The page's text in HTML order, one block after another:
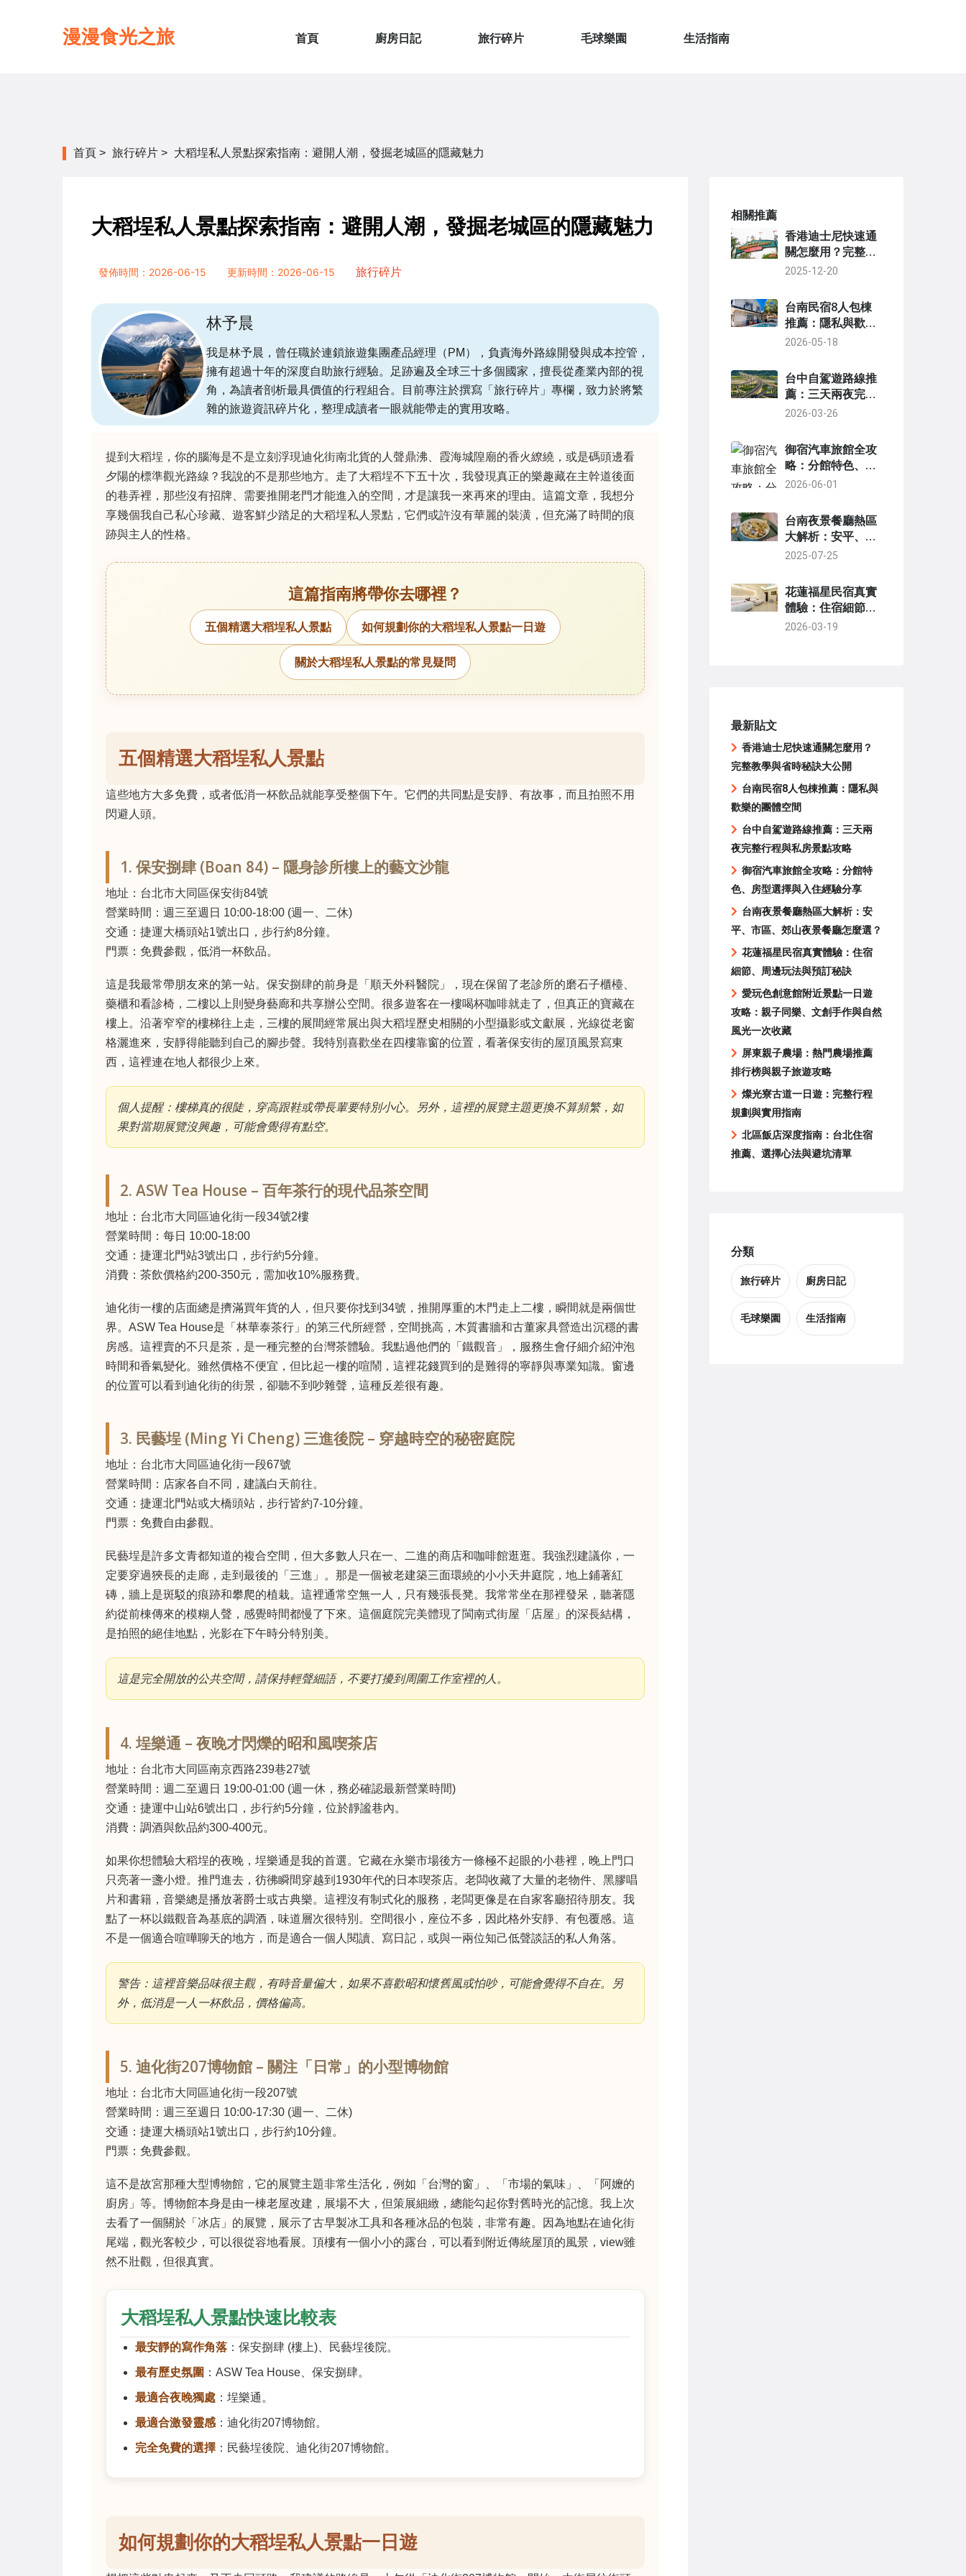
漫漫食光之旅 首頁 廚房日記 旅行碎片 毛球樂園 生活指南
首頁 > 旅行碎片 > 大稻埕私人景點探索指南：避開人潮，發掘老城區的隱藏魅力
大稻埕私人景點探索指南：避開人潮，發掘老城區的隱藏魅力
發佈時間：2026-06-15 更新時間：2026-06-15 旅行碎片
林予晨
我是林予晨，曾任職於連鎖旅遊集團產品經理（PM），負責海外路線開發與成本控管，
擁有超過十年的深度自助旅行經驗。足跡遍及全球三十多個國家，擅長從產業內部的視
角，為讀者剖析最具價值的行程組合。目前專注於撰寫「旅行碎片」專欄，致力於將繁
雜的旅遊資訊碎片化，整理成讀者一眼就能帶走的實用攻略。
提到大稻埕，你的腦海是不是立刻浮現迪化街南北貨的人聲鼎沸、霞海城隍廟的香火繚繞，或是碼頭邊看
夕陽的標準觀光路線？我說的不是那些地方。走了大稻埕不下五十次，我發現真正的樂趣藏在主幹道後面
的巷弄裡，那些沒有招牌、需要推開老門才能進入的空間，才是讓我一來再來的理由。這篇文章，我想分
享幾個我自己私心珍藏、遊客鮮少踏足的大稻埕私人景點，它們或許沒有華麗的裝潢，但充滿了時間的痕
跡與主人的性格。
這篇指南將帶你去哪裡？
五個精選大稻埕私人景點 如何規劃你的大稻埕私人景點一日遊
關於大稻埕私人景點的常見疑問
五個精選大稻埕私人景點
這些地方大多免費，或者低消一杯飲品就能享受整個下午。它們的共同點是安靜、有故事，而且拍照不用
閃避人頭。
1. 保安捌肆 (Boan 84) – 隱身診所樓上的藝文沙龍
地址：台北市大同區保安街84號
營業時間：週三至週日 10:00-18:00 (週一、二休)
交通：捷運大橋頭站1號出口，步行約8分鐘。
門票：免費參觀，低消一杯飲品。
這是我最常帶朋友來的第一站。保安捌肆的前身是「順天外科醫院」，現在保留了老診所的磨石子櫃檯、
藥櫃和看診椅，二樓以上則變身藝廊和共享辦公空間。很多遊客在一樓喝杯咖啡就走了，但真正的寶藏在
樓上。沿著窄窄的樓梯往上走，三樓的展間經常展出與大稻埕歷史相關的小型攝影或文獻展，光線從老窗
格灑進來，安靜得能聽到自己的腳步聲。我特別喜歡坐在四樓靠窗的位置，看著保安街的屋頂風景寫東
西，這裡連在地人都很少上來。
個人提醒：樓梯真的很陡，穿高跟鞋或帶長輩要特別小心。另外，這裡的展覽主題更換不算頻繁，如
果對當期展覽沒興趣，可能會覺得有點空。
2. ASW Tea House – 百年茶行的現代品茶空間
地址：台北市大同區迪化街一段34號2樓
營業時間：每日 10:00-18:00
交通：捷運北門站3號出口，步行約5分鐘。
消費：茶飲價格約200-350元，需加收10%服務費。
迪化街一樓的店面總是擠滿買年貨的人，但只要你找到34號，推開厚重的木門走上二樓，瞬間就是兩個世
界。ASW Tea House是「林華泰茶行」的第三代所經營，空間挑高，木質書牆和古董家具營造出沉穩的書
房感。這裡賣的不只是茶，是一種完整的台灣茶體驗。我點過他們的「鐵觀音」，服務生會仔細介紹沖泡
時間和香氣變化。雖然價格不便宜，但比起一樓的喧鬧，這裡花錢買到的是難得的寧靜與專業知識。窗邊
的位置可以看到迪化街的街景，卻聽不到吵雜聲，這種反差很有趣。
3. 民藝埕 (Ming Yi Cheng) 三進後院 – 穿越時空的秘密庭院
地址：台北市大同區迪化街一段67號
營業時間：店家各自不同，建議白天前往。
交通：捷運北門站或大橋頭站，步行皆約7-10分鐘。
門票：免費自由參觀。
民藝埕是許多文青都知道的複合空間，但大多數人只在一、二進的商店和咖啡館逛逛。我強烈建議你，一
定要穿過狹長的走廊，走到最後的「三進」。那是一個被老建築三面環繞的小小天井庭院，地上鋪著紅
磚，牆上是斑駁的痕跡和攀爬的植栽。這裡通常空無一人，只有幾張長凳。我常常坐在那裡發呆，聽著隱
約從前棟傳來的模糊人聲，感覺時間都慢了下來。這個庭院完美體現了閩南式街屋「店屋」的深長結構，
是拍照的絕佳地點，光影在下午時分特別美。
這是完全開放的公共空間，請保持輕聲細語，不要打擾到周圍工作室裡的人。
4. 埕樂通 – 夜晚才閃爍的昭和風喫茶店
地址：台北市大同區南京西路239巷27號
營業時間：週二至週日 19:00-01:00 (週一休，務必確認最新營業時間)
交通：捷運中山站6號出口，步行約5分鐘，位於靜謐巷內。
消費：調酒與飲品約300-400元。
如果你想體驗大稻埕的夜晚，埕樂通是我的首選。它藏在永樂市場後方一條極不起眼的小巷裡，晚上門口
只亮著一盞小燈。推門進去，彷彿瞬間穿越到1930年代的日本喫茶店。老闆收藏了大量的老物件、黑膠唱
片和書籍，音樂總是播放著爵士或古典樂。這裡沒有制式化的服務，老闆更像是在自家客廳招待朋友。我
點了一杯以鐵觀音為基底的調酒，味道層次很特別。空間很小，座位不多，因此格外安靜、有包覆感。這
不是一個適合喧嘩聊天的地方，而是適合一個人閱讀、寫日記，或與一兩位知己低聲談話的私人角落。
警告：這裡音樂品味很主觀，有時音量偏大，如果不喜歡昭和懷舊風或怕吵，可能會覺得不自在。另
外，低消是一人一杯飲品，價格偏高。
5. 迪化街207博物館 – 關注「日常」的小型博物館
地址：台北市大同區迪化街一段207號
營業時間：週三至週日 10:00-17:30 (週一、二休)
交通：捷運大橋頭站1號出口，步行約10分鐘。
門票：免費參觀。
這不是故宮那種大型博物館，它的展覽主題非常生活化，例如「台灣的窗」、「市場的氣味」、「阿嬤的
廚房」等。博物館本身是由一棟老屋改建，展場不大，但策展細緻，總能勾起你對舊時光的記憶。我上次
去看了一個關於「冰店」的展覽，展示了古早製冰工具和各種冰品的包裝，非常有趣。因為地點在迪化街
尾端，觀光客較少，可以很從容地看展。頂樓有一個小小的露台，可以看到附近傳統屋頂的風景，view雖
然不壯觀，但很真實。
大稻埕私人景點快速比較表
最安靜的寫作角落 ：保安捌肆 (樓上)、民藝埕後院。
最有歷史氛圍 ：ASW Tea House、保安捌肆。
最適合夜晚獨處 ：埕樂通。
最適合激發靈感 ：迪化街207博物館。
完全免費的選擇 ：民藝埕後院、迪化街207博物館。
如何規劃你的大稻埕私人景點一日遊
相關推薦
香港迪士尼快速通
關怎麼用？完整教
學與省時秘訣大公
2025-12-20
台南民宿8人包棟
推薦：隱私與歡樂
的團體空間
2026-05-18
台中自駕遊路線推
薦：三天兩夜完整
行程與私房景點攻
2026-03-26
御宿汽車旅館全攻
略：分館特色、房
型選擇與入住經驗
2026-06-01
台南夜景餐廳熱區
大解析：安平、市
區、郊山夜景餐廳
2025-07-25
花蓮福星民宿真實
體驗：住宿細節、
周邊玩法與預訂秘
2026-03-19
最新貼文
香港迪士尼快速通關怎麼用？
完整教學與省時秘訣大公開
台南民宿8人包棟推薦：隱私與
歡樂的團體空間
台中自駕遊路線推薦：三天兩
夜完整行程與私房景點攻略
御宿汽車旅館全攻略：分館特
色、房型選擇與入住經驗分享
台南夜景餐廳熱區大解析：安
平、市區、郊山夜景餐廳怎麼選？
花蓮福星民宿真實體驗：住宿
細節、周邊玩法與預訂秘訣
愛玩色創意館附近景點一日遊
攻略：親子同樂、文創手作與自然
風光一次收藏
屏東親子農場：熱門農場推薦
排行榜與親子旅遊攻略
燦光寮古道一日遊：完整行程
規劃與實用指南
北區飯店深度指南：台北住宿
推薦、選擇心法與避坑清單
分類
旅行碎片 廚房日記
毛球樂園 生活指南